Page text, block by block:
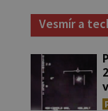
Vesmír a